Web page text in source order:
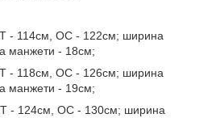
- 114см, ОС - 122см; ширина
манжети - 18см;
- 118см, ОС - 126см; ширина
манжети - 19см;
- 124см, ОС - 130см; ширина